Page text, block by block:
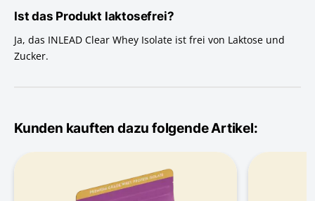
Ist das Produkt laktosefrei?
Ja, das INLEAD Clear Whey Isolate ist frei von Laktose und
Zucker.
Kunden kauften dazu folgende Artikel: